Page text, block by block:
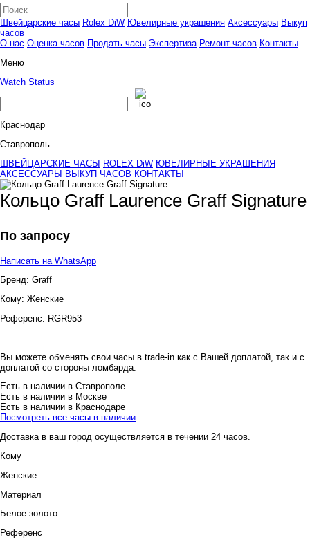
Швейцарские часы Rolex DiW Ювелирные украшения Аксессуары Выкуп
часов
О нас Оценка часов Продать часы Экспертиза Ремонт часов Контакты
Меню
Watch Status
Краснодар
Ставрополь
ШВЕЙЦАРСКИЕ ЧАСЫ
ROLEX DiW ЮВЕЛИРНЫЕ УКРАШЕНИЯ
АКСЕССУАРЫ
ВЫКУП ЧАСОВ КОНТАКТЫ
Кольцо Graff Laurence Graff Signature
По запросу
Написать на WhatsApp
Бренд: Graff
Кому: Женские
Референс: RGR953
Вы можете обменять свои часы в trade-in как с Вашей доплатой, так и с
доплатой со стороны ломбарда.
Есть в наличии в Ставрополе
Есть в наличии в Москве
Есть в наличии в Краснодаре
Посмотреть все часы в наличии
Доставка в ваш город осуществляется в течении 24 часов.
Кому
Женские
Материал
Белое золото
Референс